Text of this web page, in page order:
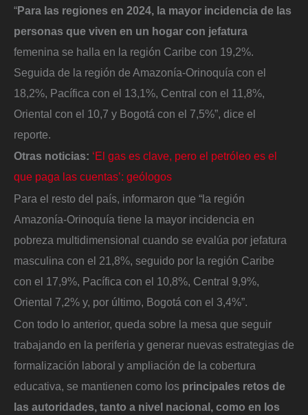
“Para las regiones en 2024, la mayor incidencia de las
personas que viven en un hogar con jefatura
femenina se halla en la región Caribe con 19,2%.
Seguida de la región de Amazonía-Orinoquía con el
18,2%, Pacífica con el 13,1%, Central con el 11,8%,
Oriental con el 10,7 y Bogotá con el 7,5%”, dice el
reporte.
Otras noticias: ‘El gas es clave, pero el petróleo es el
que paga las cuentas’: geólogos
Para el resto del país, informaron que “la región
Amazonía-Orinoquía tiene la mayor incidencia en
pobreza multidimensional cuando se evalúa por jefatura
masculina con el 21,8%, seguido por la región Caribe
con el 17,9%, Pacífica con el 10,8%, Central 9,9%,
Oriental 7,2% y, por último, Bogotá con el 3,4%”.
Con todo lo anterior, queda sobre la mesa que seguir
trabajando en la periferia y generar nuevas estrategias de
formalización laboral y ampliación de la cobertura
educativa, se mantienen como los principales retos de
las autoridades, tanto a nivel nacional, como en los